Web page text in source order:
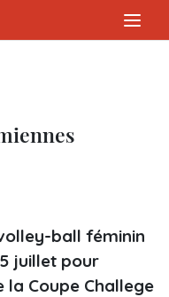
ball féminin
juillet pour
la Coupe Challege